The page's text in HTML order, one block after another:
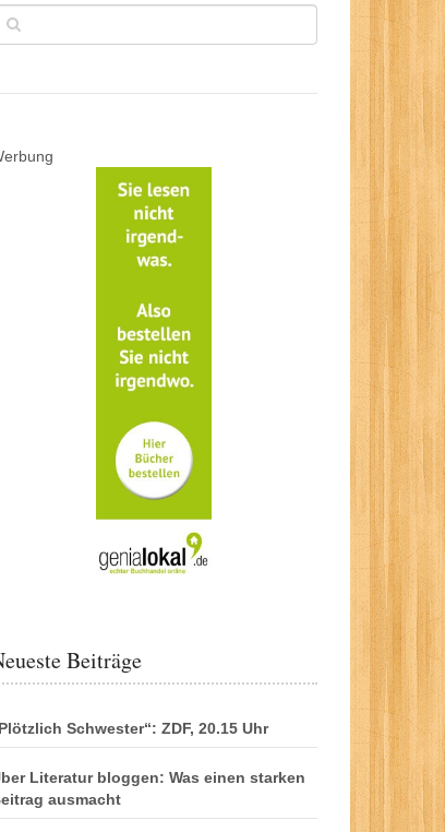
Beiträge
Schwester“: ZDF, 20.15 Uhr
Literatur bloggen: Was einen starken
ausmacht